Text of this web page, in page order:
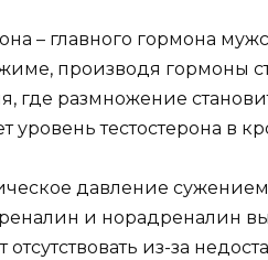
– главного гормона
производя гормоны
размножение
уровень тестостерона в
давление
и норадреналин
из-за